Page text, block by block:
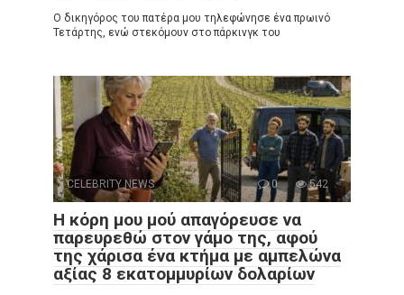
Ο δικηγόρος του πατέρα μου τηλεφώνησε ένα πρωινό
Τετάρτης, ενώ στεκόμουν στο πάρκινγκ του
CELEBRITY NEWS 0 542
Η κόρη μου μού απαγόρευσε να
παρευρεθώ στον γάμο της, αφού
της χάρισα ένα κτήμα με αμπελώνα
αξίας 8 εκατομμυρίων δολαρίων